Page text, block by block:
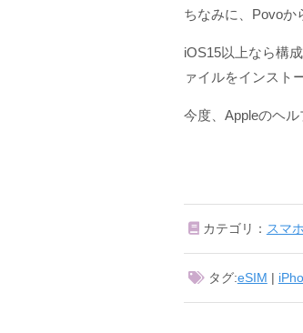
ちなみに、Povoか
iOS15以上なら構
ァイルをインスト
今度、Appleのヘル
カテゴリ： スマホ
タグ:eSIM |